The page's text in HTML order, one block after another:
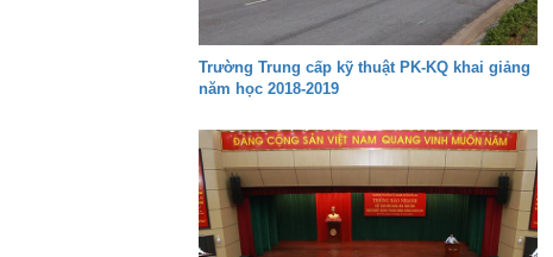
Trường Trung cấp kỹ thuật PK-KQ khai giảng
năm học 2018-2019